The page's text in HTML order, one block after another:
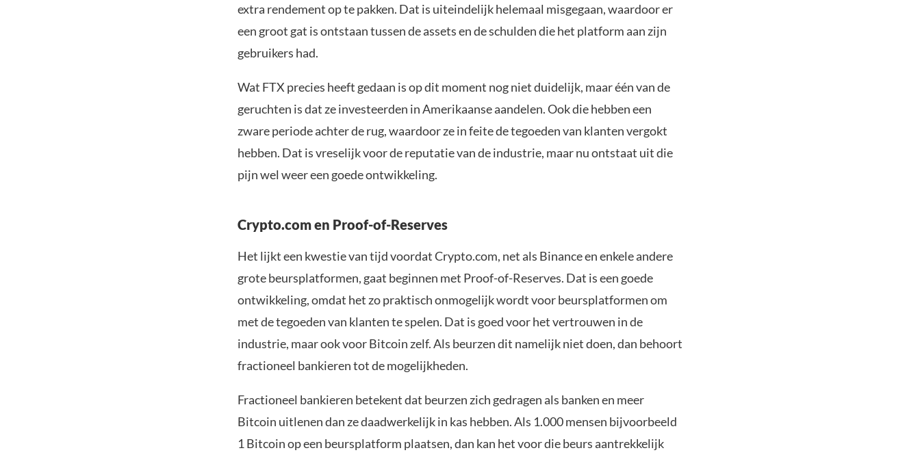
extra rendement op te pakken. Dat is uiteindelijk helemaal misgegaan, waardoor er
een groot gat is ontstaan tussen de assets en de schulden die het platform aan zijn
gebruikers had.
Wat FTX precies heeft gedaan is op dit moment nog niet duidelijk, maar één van de
geruchten is dat ze investeerden in Amerikaanse aandelen. Ook die hebben een
zware periode achter de rug, waardoor ze in feite de tegoeden van klanten vergokt
hebben. Dat is vreselijk voor de reputatie van de industrie, maar nu ontstaat uit die
pijn wel weer een goede ontwikkeling.
Crypto.com en Proof-of-Reserves
Het lijkt een kwestie van tijd voordat Crypto.com, net als Binance en enkele andere
grote beursplatformen, gaat beginnen met Proof-of-Reserves. Dat is een goede
ontwikkeling, omdat het zo praktisch onmogelijk wordt voor beursplatformen om
met de tegoeden van klanten te spelen. Dat is goed voor het vertrouwen in de
industrie, maar ook voor Bitcoin zelf. Als beurzen dit namelijk niet doen, dan behoort
fractioneel bankieren tot de mogelijkheden.
Fractioneel bankieren betekent dat beurzen zich gedragen als banken en meer
Bitcoin uitlenen dan ze daadwerkelijk in kas hebben. Als 1.000 mensen bijvoorbeeld
1 Bitcoin op een beursplatform plaatsen, dan kan het voor die beurs aantrekkelijk